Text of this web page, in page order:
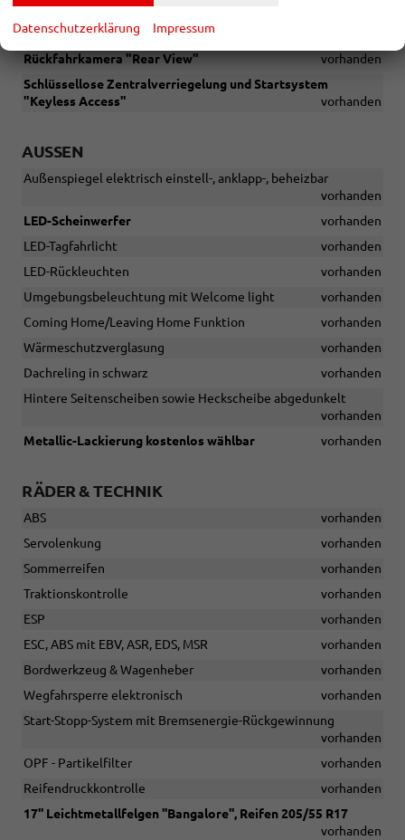
Geschwindigkeitsbegrenzer
Rückfahrkamera "Rear View"
vorhanden
Schlüssellose Zentralverriegelung und Startsystem
"Keyless Access"
vorhanden
AUSSEN
Außenspiegel elektrisch einstell-, anklapp-, beheizbar
vorhanden
LED-Scheinwerfer
vorhanden
LED-Tagfahrlicht
vorhanden
LED-Rückleuchten
vorhanden
Umgebungsbeleuchtung mit Welcome light
vorhanden
Coming Home/Leaving Home Funktion
vorhanden
Wärmeschutzverglasung
vorhanden
Dachreling in schwarz
vorhanden
Hintere Seitenscheiben sowie Heckscheibe abgedunkelt
vorhanden
Metallic-Lackierung kostenlos wählbar
vorhanden
RÄDER & TECHNIK
ABS
vorhanden
Servolenkung
vorhanden
Sommerreifen
vorhanden
Traktionskontrolle
vorhanden
ESP
vorhanden
ESC, ABS mit EBV, ASR, EDS, MSR
vorhanden
Bordwerkzeug & Wagenheber
vorhanden
Wegfahrsperre elektronisch
vorhanden
Start-Stopp-System mit Bremsenergie-Rückgewinnung
vorhanden
OPF - Partikelfilter
vorhanden
Reifendruckkontrolle
vorhanden
17'' Leichtmetallfelgen ''Bangalore'', Reifen 205/55 R17
vorhanden
Datenschutzerklärung Impressum